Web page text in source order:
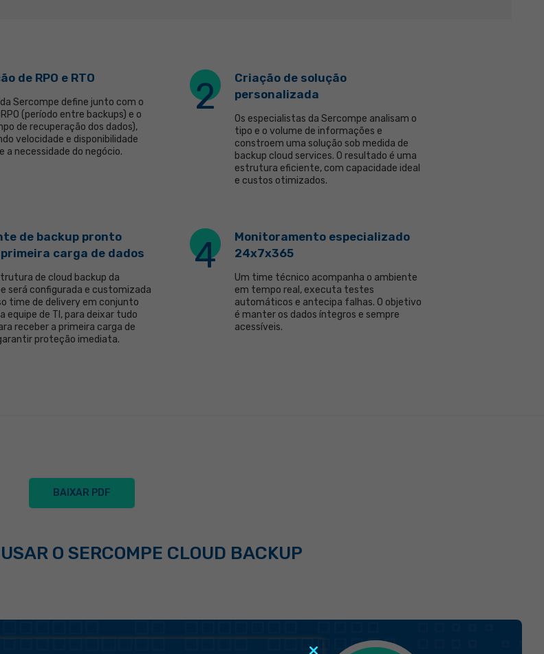
de RPO e RTO
Sercompe define junto com o
(período entre backups) e o
de recuperação dos dados),
velocidade e disponibilidade
a necessidade do negócio.
2
Criação de solução
personalizada
Os especialistas da Sercompe analisam o
tipo e o volume de informações e
constroem uma solução sob medida de
backup cloud services. O resultado é uma
estrutura eficiente, com capacidade ideal
e custos otimizados.
de backup pronto
carga de dados
de cloud backup da
será configurada e customizada
time de delivery em conjunto
equipe de TI, para deixar tudo
receber a primeira carga de
proteção imediata.
4
Monitoramento especializado
24x7x365
Um time técnico acompanha o ambiente
em tempo real, executa testes
automáticos e antecipa falhas. O objetivo
é manter os dados íntegros e sempre
acessíveis.
BAIXAR PDF
O SERCOMPE CLOUD BACKUP